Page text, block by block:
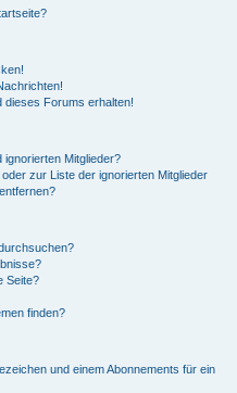
dieses Forums erhalten!
ignorierten Mitglieder?
zur Liste der ignorierten Mitglieder
Seite?
finden?
und einem Abonnements für ein